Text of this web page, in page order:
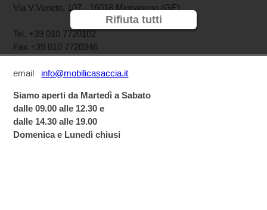
Via V.Veneto, 107 - 16018 Mignanego (GE)
Tel. +39 010 7720102
Fax +39 010 7720346
email info@mobilicasaccia.it
Siamo aperti da Martedì a Sabato
dalle 09.00 alle 12.30 e
dalle 14.30 alle 19.00
Domenica e Lunedì chiusi
Rifiuta tutti